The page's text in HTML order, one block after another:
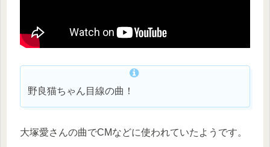
野良猫ちゃん目線の曲！
大塚愛さんの曲でCMなどに使われていたようです。